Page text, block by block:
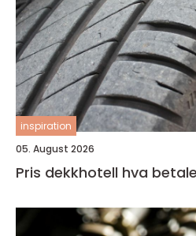
inspiration
05. August 2026
Pris dekkhotell